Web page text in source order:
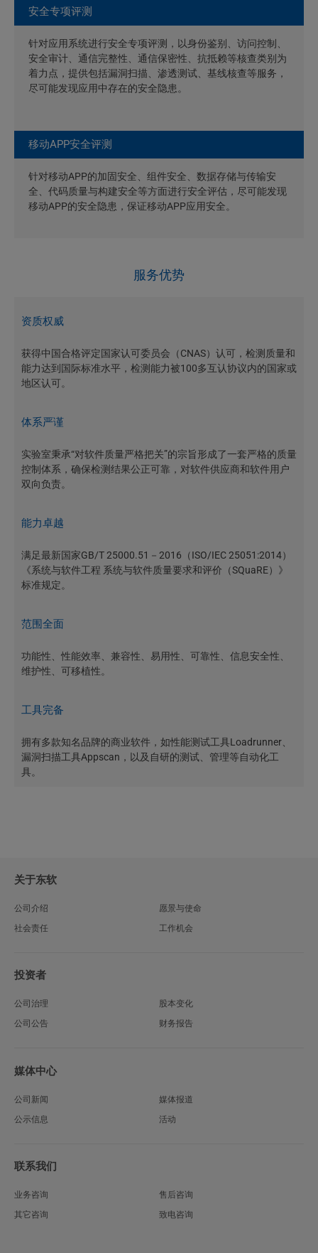
安全专项评测
针对应用系统进行安全专项评测，以身份鉴别、访问控制、
安全审计、通信完整性、通信保密性、抗抵赖等核查类别为
着力点，提供包括漏洞扫描、渗透测试、基线核查等服务，
尽可能发现应用中存在的安全隐患。
移动APP安全评测
针对移动APP的加固安全、组件安全、数据存储与传输安
全、代码质量与构建安全等方面进行安全评估，尽可能发现
移动APP的安全隐患，保证移动APP应用安全。
服务优势
资质权威
获得中国合格评定国家认可委员会（CNAS）认可，检测质量和
能力达到国际标准水平，检测能力被100多互认协议内的国家或
地区认可。
体系严谨
实验室秉承“对软件质量严格把关”的宗旨形成了一套严格的质量
控制体系，确保检测结果公正可靠，对软件供应商和软件用户
双向负责。
能力卓越
满足最新国家GB/T 25000.51－2016（ISO/IEC 25051:2014）
《系统与软件工程 系统与软件质量要求和评价（SQuaRE）》
标准规定。
范围全面
功能性、性能效率、兼容性、易用性、可靠性、信息安全性、
维护性、可移植性。
工具完备
拥有多款知名品牌的商业软件，如性能测试工具Loadrunner、
漏洞扫描工具Appscan，以及自研的测试、管理等自动化工
具。
关于东软
公司介绍
愿景与使命
社会责任
工作机会
投资者
公司治理
股本变化
公司公告
财务报告
媒体中心
公司新闻
媒体报道
公示信息
活动
联系我们
业务咨询
售后咨询
其它咨询
致电咨询